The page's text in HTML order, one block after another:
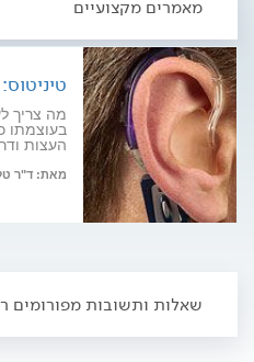
מאמרים מקצועיים
מה צריך
בעוצמתו
העצות
מאת: ד"ר
שאלות ותשובות מפורומים